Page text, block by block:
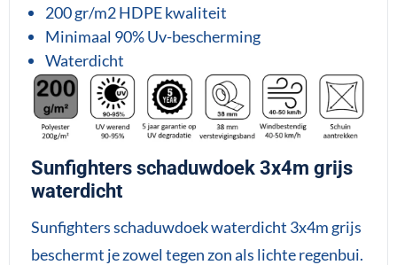
200 gr/m2 HDPE kwaliteit
Minimaal 90% Uv-bescherming
Waterdicht
Sunfighters schaduwdoek 3x4m grijs
waterdicht
Sunfighters schaduwdoek waterdicht 3x4m grijs
beschermt je zowel tegen zon als lichte regenbui.